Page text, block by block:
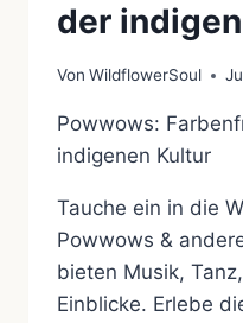
der
Von WildflowerSoul
Powwows:
indigenen Kultur
Tauche ein in die
Powwows &
bieten Musik,
Einblicke. Erlebe